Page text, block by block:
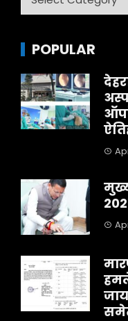
POPULAR